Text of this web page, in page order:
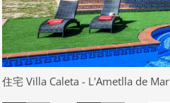
住宅 Villa Caleta - L'Ametlla de Mar